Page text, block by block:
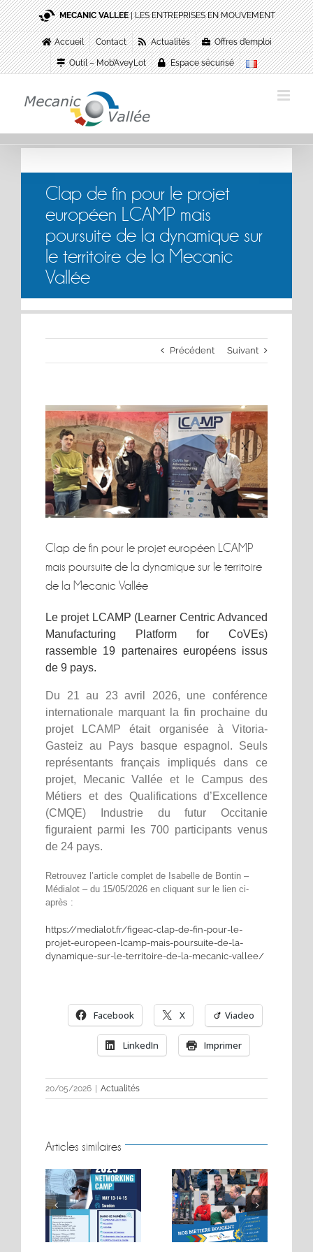
Passer
au
contenu
MECANIC VALLEE| LES ENTREPRISES EN MOUVEMENT
Accueil Contact Actualités Offres d’emploi
Outil – Mob’AveyLot Espace sécurisé
Clap de fin pour le projet
européen LCAMP mais
poursuite de la dynamique sur
le territoire de la Mecanic
Vallée
Précédent Suivant
Voir
l'image
agrandie
Clap de fin pour le projet européen LCAMP
mais poursuite de la dynamique sur le territoire
de la Mecanic Vallée
Le projet LCAMP (Learner Centric Advanced
Manufacturing Platform for CoVEs)
rassemble 19 partenaires européens issus
de 9 pays.
Du 21 au 23 avril 2026, une conférence
internationale marquant la fin prochaine du
projet LCAMP était organisée à Vitoria-
Gasteiz au Pays basque espagnol. Seuls
représentants français impliqués dans ce
projet, Mecanic Vallée et le Campus des
Métiers et des Qualifications d’Excellence
(CMQE) Industrie du futur Occitanie
figuraient parmi les 700 participants venus
de 24 pays.
Retrouvez l’article complet de Isabelle de Bontin –
Médialot – du 15/05/2026 en cliquant sur le lien ci-
après :
https://medialot.fr/figeac-clap-de-fin-pour-le-
projet-europeen-lcamp-mais-poursuite-de-la-
dynamique-sur-le-territoire-de-la-mecanic-vallee/
Facebook X Viadeo
LinkedIn Imprimer
20/05/2026 | Actualités
Articles similaires